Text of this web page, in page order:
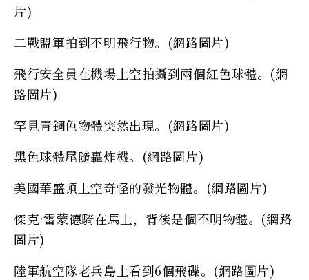
片)
二戰盟軍拍到不明飛行物。(網路圖片)
飛行安全員在機場上空拍攝到兩個紅色球體。(網
路圖片)
罕見青銅色物體突然出現。(網路圖片)
黑色球體尾隨轟炸機。(網路圖片)
美國華盛頓上空奇怪的發光物體。(網路圖片)
傑克·雷蒙德騎在馬上，背後是個不明物體。(網路
圖片)
陸軍航空隊老兵島上看到6個飛碟。(網路圖片)